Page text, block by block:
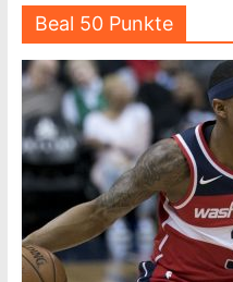
Beal 50 Punkte